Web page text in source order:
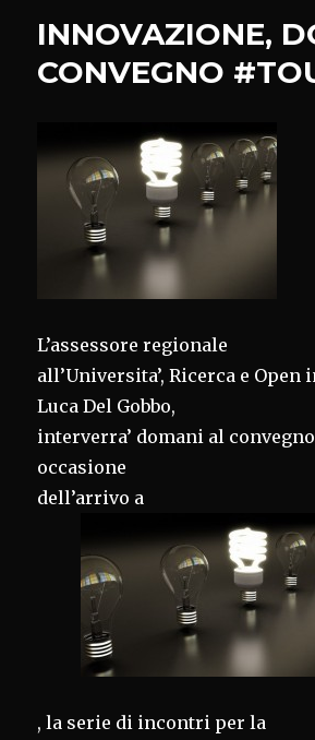
INNOVAZIONE,
CONVEGNO
L’assessore regionale
all’Universita’, Ricerca e Open
Luca Del Gobbo,
interverra’ domani al
occasione
dell’arrivo a
, la serie di incontri per la